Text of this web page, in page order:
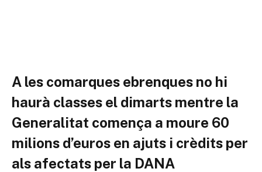
A les comarques ebrenques no hi
haurà classes el dimarts mentre la
Generalitat comença a moure 60
milions d’euros en ajuts i crèdits per
als afectats per la DANA